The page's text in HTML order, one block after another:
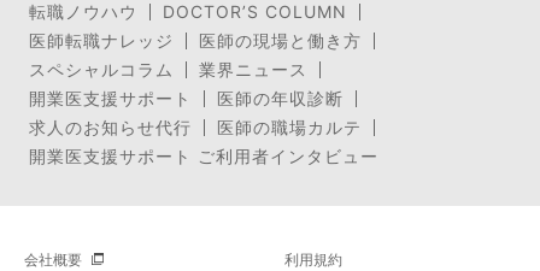
転職ノウハウ
DOCTOR’S COLUMN
医師転職ナレッジ
医師の現場と働き方
スペシャルコラム
業界ニュース
開業医支援サポート
医師の年収診断
求人のお知らせ代行
医師の職場カルテ
開業医支援サポート ご利用者インタビュー
会社概要 利用規約